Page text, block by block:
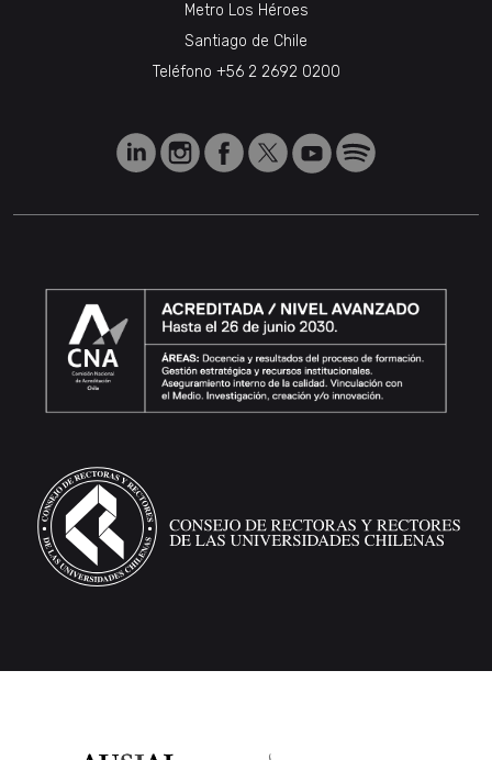
Metro Los Héroes
Santiago de Chile
Teléfono +56 2 2692 0200